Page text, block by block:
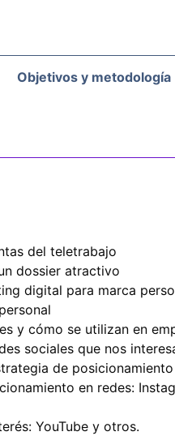
Objetivos y metodología
del teletrabajo
dossier atractivo
digital para marca
y cómo se utilizan en
sociales que nos
de
en redes:
YouTube y otros.